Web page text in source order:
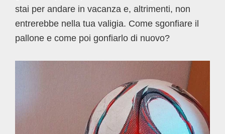
stai per andare in vacanza e, altrimenti, non
entrerebbe nella tua valigia. Come sgonfiare il
pallone e come poi gonfiarlo di nuovo?